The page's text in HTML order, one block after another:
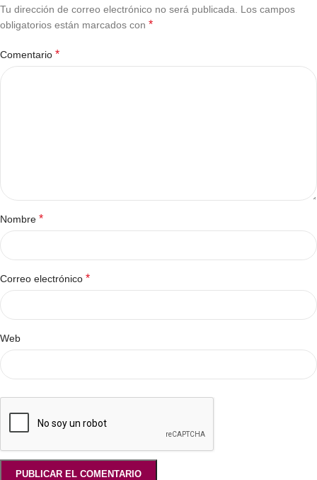
Tu dirección de correo electrónico no será publicada.
Los campos
obligatorios están marcados con *
Comentario *
Nombre *
Correo electrónico *
Web